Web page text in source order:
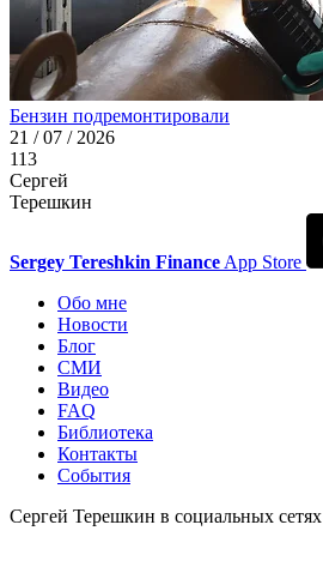
Бензин подремонтировали
21 / 07 / 2026
113
Сергей
Терешкин
Sergey Tereshkin Finance App Store
Обо мне
Новости
Блог
СМИ
Видео
FAQ
Библиотека
Контакты
События
Сергей Терешкин в социальных сетях